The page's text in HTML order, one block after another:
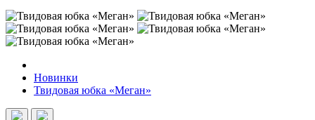
Новинки
Твидовая юбка «Меган»